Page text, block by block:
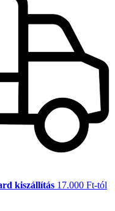
kiszállítás 17.000 Ft-tól